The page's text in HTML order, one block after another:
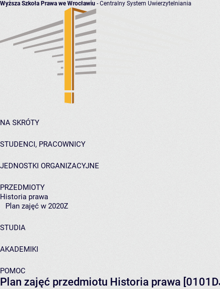
Wyższa Szkoła Prawa we Wrocławiu - Centralny System Uwierzytelniania
NA SKRÓTY
STUDENCI, PRACOWNICY
JEDNOSTKI ORGANIZACYJNE
PRZEDMIOTY
Historia prawa
Plan zajęć w 2020Z
STUDIA
AKADEMIKI
POMOC
Plan zajęć przedmiotu Historia prawa